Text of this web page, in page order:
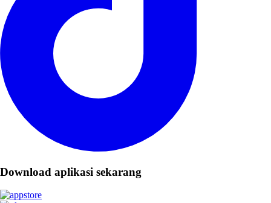
Download aplikasi sekarang